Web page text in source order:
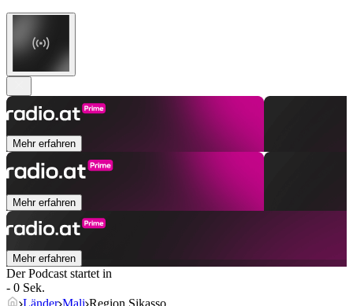
Mehr erfahren
Mehr erfahren
Mehr erfahren
Der Podcast startet in
- 0 Sek.